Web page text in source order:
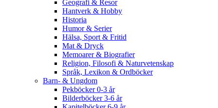
Geografi & Resor
Hantverk & Hobby
Historia
Humor & Serier
Hälsa, Sport & Fritid
Mat & Dryck
Memoarer & Biografier
Religion, Filosofi & Naturvetenskap
Språk, Lexikon & Ordböcker
Barn- & Ungdom
Pekböcker 0-3 år
Bilderböcker 3-6 år